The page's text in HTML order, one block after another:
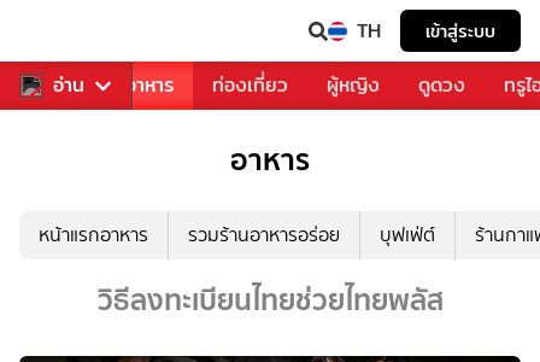
TH เข้าสู่ระบบ
อ่าน
การเพลง อาหาร ท่องเที่ยว ผู้หญิง ดูดวง ทรู
อาหาร
หน้าแรกอาหาร รวมร้านอาหารอร่อย บุฟเฟ่ต์ ร้านกา
วิธีลงทะเบียนไทยช่วยไทยพลัส